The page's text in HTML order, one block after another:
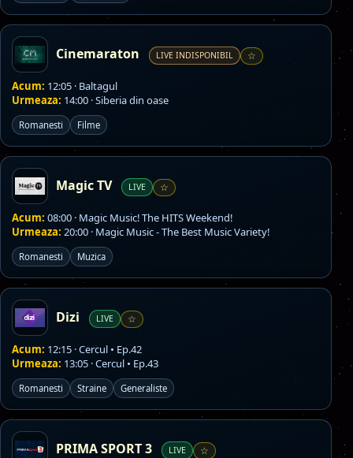
Cinemaraton LIVE INDISPONIBIL ☆
Acum: 12:05 · Baltagul
Urmeaza: 14:00 · Siberia din oase
Romanesti Filme
Magic TV LIVE ☆
Acum: 08:00 · Magic Music! The HITS Weekend!
Urmeaza: 20:00 · Magic Music - The Best Music Variety!
Romanesti Muzica
Dizi LIVE ☆
Acum: 12:15 · Cercul • Ep.42
Urmeaza: 13:05 · Cercul • Ep.43
Romanesti Straine Generaliste
PRIMA SPORT 3 LIVE ☆